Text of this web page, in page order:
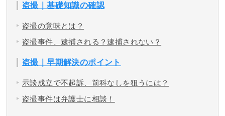
盗撮｜基礎知識の確認
盗撮の意味とは？
盗撮事件、逮捕される？逮捕されない？
盗撮｜早期解決のポイント
示談成立で不起訴、前科なしを狙うには？
盗撮事件は弁護士に相談！